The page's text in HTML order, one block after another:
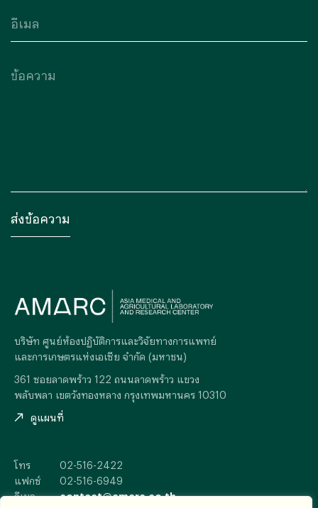
บริษัท ศูนย์ห้องปฏิบัติการและวิจัยทางการแพทย์
และการเกษตรแห่งเอเซีย จำกัด (มหาชน)
361 ซอยลาดพร้าว 122 ถนนลาดพร้าว แขวง
พลับพลา เขตวังทองหลาง กรุงเทพมหานคร 10310
ดูแผนที่
โทร
02-516-2422
แฟกซ์
02-516-6949
อีเมล
contact@amarc.co.th